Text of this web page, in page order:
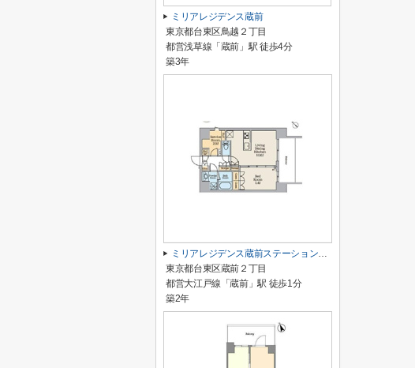
ミリアレジデンス蔵前
東京都台東区鳥越２丁目
都営浅草線「蔵前」駅 徒歩4分
築3年
ミリアレジデンス蔵前ステーションフロント
東京都台東区蔵前２丁目
都営大江戸線「蔵前」駅 徒歩1分
築2年